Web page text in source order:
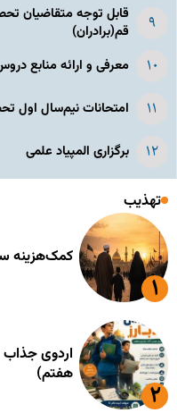
قابل توجه متقاضیان
قم(برادران)
معرفی و ارائه منابع
امتحانات نیم‌سال اول تحصیلی
برگزاری المپیاد علمی
تهذیب
کمک‌هزینه
اردوی
هفتم)